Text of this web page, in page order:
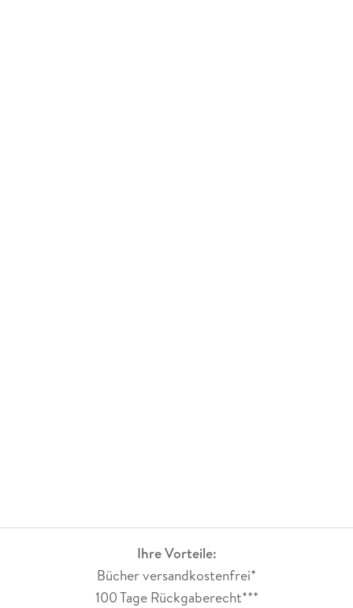
Ihre Vorteile:
Bücher versandkostenfrei*
100 Tage Rückgaberecht***